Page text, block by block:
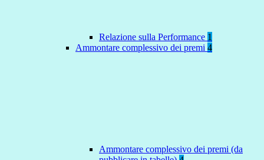
Relazione sulla Performance 1
Ammontare complessivo dei premi 4
Ammontare complessivo dei premi (da